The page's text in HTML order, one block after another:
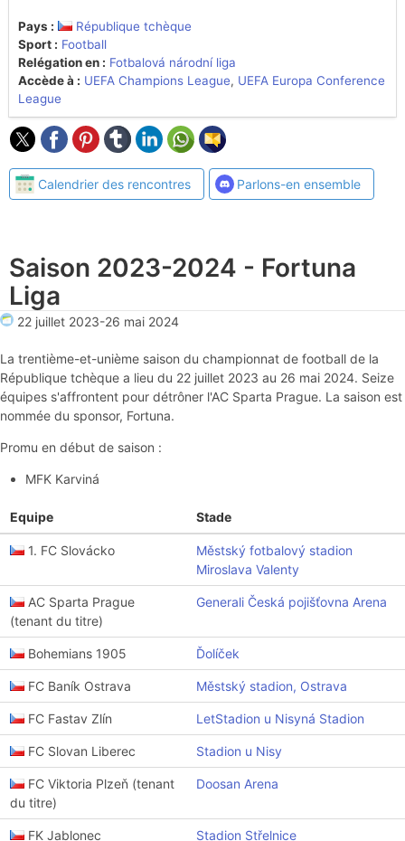
Pays :
République tchèque
Sport : Football
Relégation en : Fotbalová národní liga
Accède à : UEFA Champions League, UEFA Europa Conference
League
Calendrier des rencontres Parlons-en ensemble
Saison 2023-2024 - Fortuna
Liga
22 juillet 2023-26 mai 2024
La trentième-et-unième saison du championnat de football de la
République tchèque a lieu du 22 juillet 2023 au 26 mai 2024. Seize
équipes s'affrontent pour détrôner l'AC Sparta Prague. La saison est
nommée du sponsor, Fortuna.
Promu en début de saison :
MFK Karviná
Equipe Stade
1. FC Slovácko
Městský fotbalový stadion
Miroslava Valenty
AC Sparta Prague
(tenant du titre)
Generali Česká pojišťovna Arena
Bohemians 1905 Ďolíček
FC Baník Ostrava Městský stadion, Ostrava
FC Fastav Zlín LetStadion u Nisyná Stadion
FC Slovan Liberec Stadion u Nisy
FC Viktoria Plzeň (tenant
du titre)
Doosan Arena
FK Jablonec Stadion Střelnice